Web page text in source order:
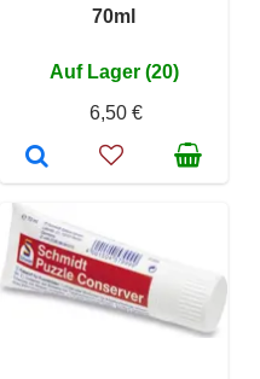
70ml
Auf Lager (20)
6,50 €